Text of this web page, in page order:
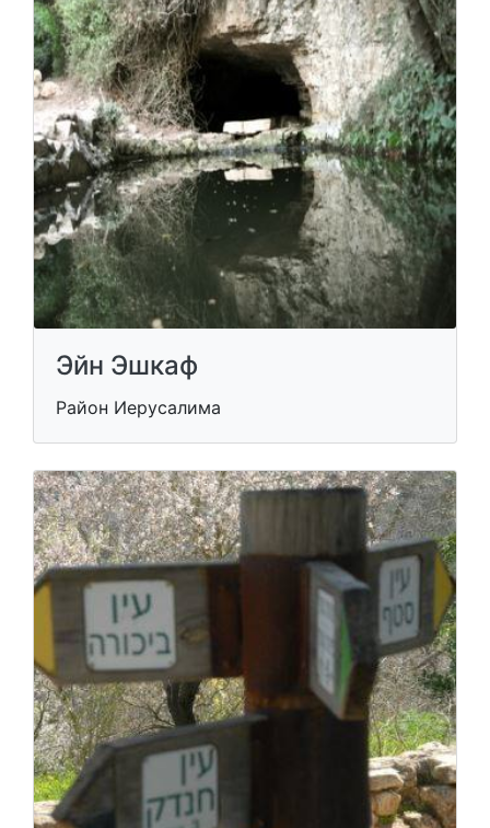
Эйн Эшкаф
Район Иерусалима